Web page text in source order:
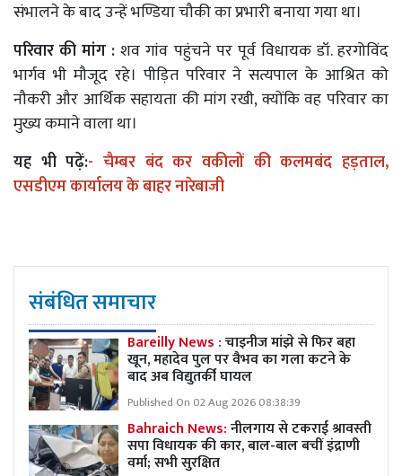
संभालने के बाद उन्हें भण्डिया चौकी का प्रभारी बनाया गया था।
परिवार की मांग :शव गांव पहुंचने पर पूर्व विधायक डॉ. हरगोविंद
भार्गव भी मौजूद रहे। पीड़ित परिवार ने सत्यपाल के आश्रित को
नौकरी और आर्थिक सहायता की मांग रखी, क्योंकि वह परिवार का
मुख्य कमाने वाला था।
यह भी पढ़ें:-चैम्बर बंद कर वकीलों की कलमबंद हड़ताल,
एसडीएम कार्यालय के बाहर नारेबाजी
संबंधित समाचार
Bareilly News :चाइनीज मांझे से फिर बहा
खून, महादेव पुल पर वैभव का गला कटने के
बाद अब विद्युतर्की घायल
Published On 02 Aug 2026 08:38:39
Bahraich News:नीलगाय से टकराई श्रावस्ती
सपा विधायक की कार, बाल-बाल बचीं इंद्राणी
वर्मा; सभी सुरक्षित